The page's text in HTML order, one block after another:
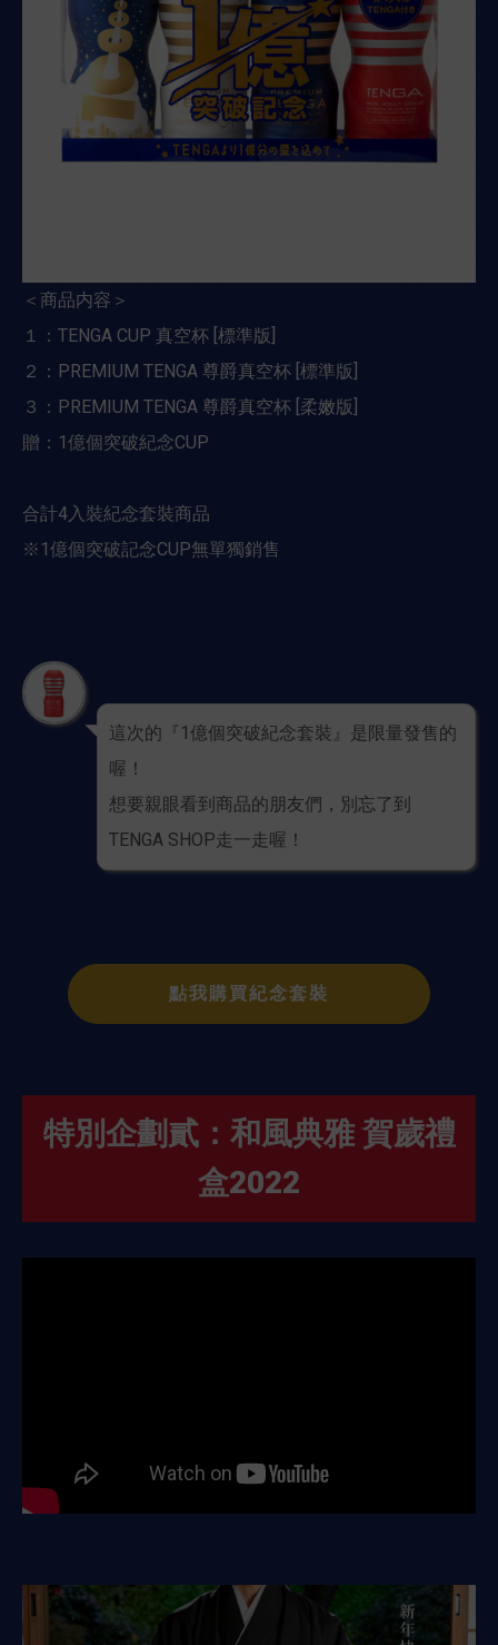
＜商品内容＞
１：TENGA CUP 真空杯 [標準版]
２：PREMIUM TENGA 尊爵真空杯 [標準版]
３：PREMIUM TENGA 尊爵真空杯 [柔嫩版]
贈：1億個突破紀念CUP
合計4入裝紀念套裝商品
※1億個突破記念CUP無單獨銷售
這次的『1億個突破紀念套裝』是限量發售的
喔！
想要親眼看到商品的朋友們，別忘了到
TENGA SHOP走一走喔！
點我購買紀念套裝
特別企劃貳：和風典雅 賀歲禮
盒2022